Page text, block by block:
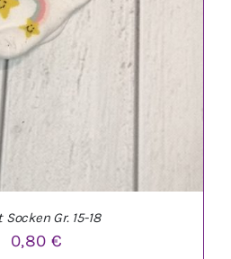
Socken Gr. 15-18
0,80 €